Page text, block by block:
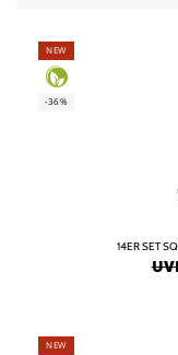
NEW
-36%
14ER SET
NEW